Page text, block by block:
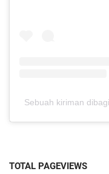
Sebuah kiriman
TOTAL PAGEVIEWS